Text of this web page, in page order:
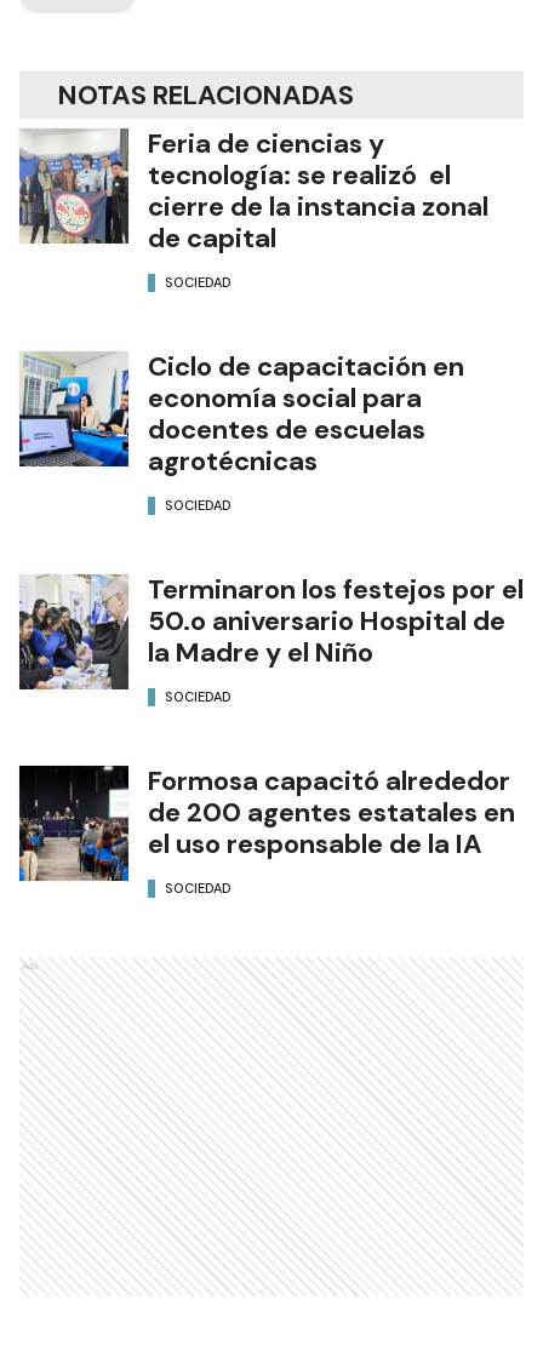
NOTAS RELACIONADAS
Feria de ciencias y
tecnología: se realizó el
cierre de la instancia zonal
de capital
SOCIEDAD
Ciclo de capacitación en
economía social para
docentes de escuelas
agrotécnicas
SOCIEDAD
Terminaron los festejos por el
50.o aniversario Hospital de
la Madre y el Niño
SOCIEDAD
Formosa capacitó alrededor
de 200 agentes estatales en
el uso responsable de la IA
SOCIEDAD
Ads